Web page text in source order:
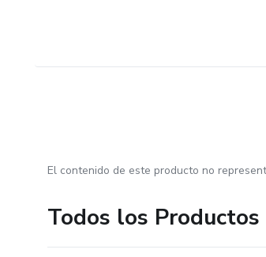
El contenido de este producto no
Todos los Productos